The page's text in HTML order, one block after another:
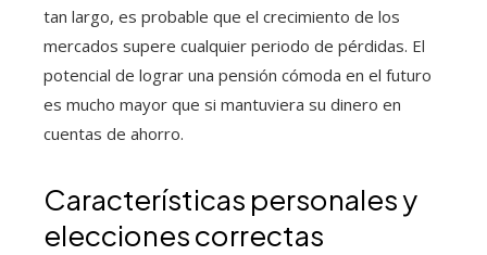
tan largo, es probable que el crecimiento de los
mercados supere cualquier periodo de pérdidas. El
potencial de lograr una pensión cómoda en el futuro
es mucho mayor que si mantuviera su dinero en
cuentas de ahorro.
Características personales y
elecciones correctas